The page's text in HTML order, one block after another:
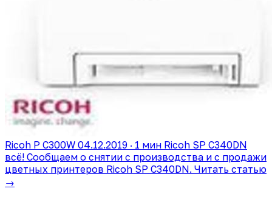
Ricoh P C300W 04.12.2019 · 1 мин Ricoh SP C340DN
всё! Сообщаем о снятии с производства и с продажи
цветных принтеров Ricoh SP C340DN. Читать статью
→